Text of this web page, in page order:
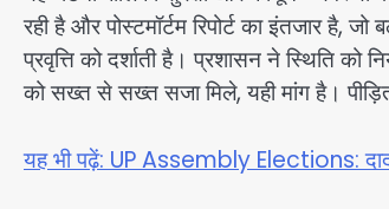
रही है और पोस्टमॉर्टम रिपोर्ट का इंतजार है,
प्रवृत्ति को दर्शाती है। प्रशासन ने स्थिति को
को सख्त से सख्त सजा मिले, यही मांग है।
यह भी पढ़ें: UP Assembly Elections: